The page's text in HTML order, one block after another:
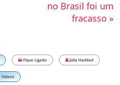
no Brasil foi um
fracasso »
Fique Ligado Júlia Haddad
Vídeos